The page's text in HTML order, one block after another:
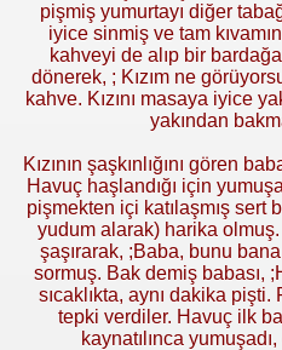
pişmiş yumurtayı diğer
iyice sinmiş ve tam
kahveyi de alıp bir
dönerek, ; Kızım ne
kahve. Kızını masaya iyice
yakından
Kızının şaşkınlığını gören
Havuç haşlandığı için
pişmekten içi katılaşmış
yudum alarak) harika olmuş.
şaşırarak, ;Baba, bunu
sormuş. Bak demiş babası,
sıcaklıkta, aynı dakika
tepki verdiler. Havuç ilk
kaynatılınca